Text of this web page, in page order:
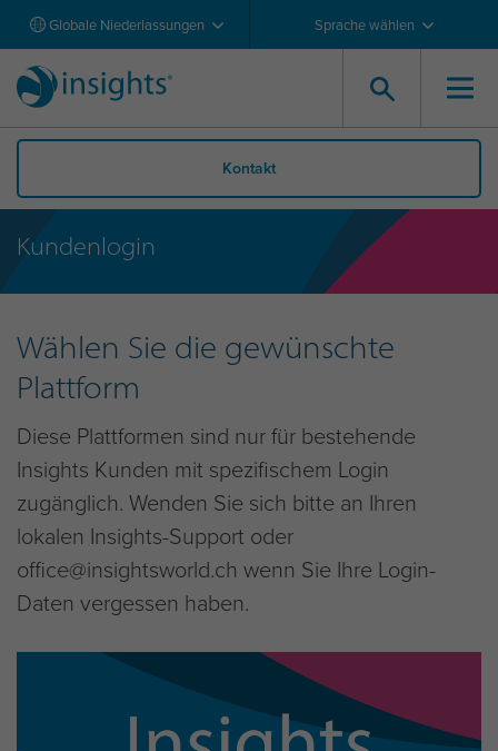
Globale Niederlassungen Sprache wählen
Kontakt
Kundenlogin
Wählen Sie die gewünschte
Plattform
Diese Plattformen sind nur für bestehende
Insights Kunden mit spezifischem Login
zugänglich. Wenden Sie sich bitte an Ihren
lokalen Insights-Support oder
office@insightsworld.ch wenn Sie Ihre Login-
Daten vergessen haben.